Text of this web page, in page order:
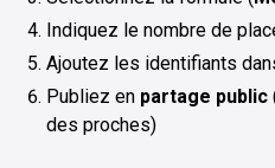
Indiquez le nombre de
Ajoutez les identifiants
Publiez en partage public
des proches)